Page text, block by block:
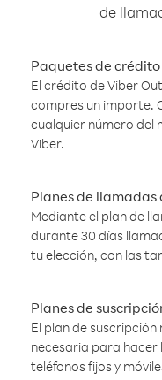
de
Paquetes de crédito
El crédito de Viber
compres un importe.
cualquier número del
Viber.
Planes de llamadas
Mediante el plan de
durante 30 días
tu elección, con las
Planes de
El plan de
necesaria para
teléfonos fijos y